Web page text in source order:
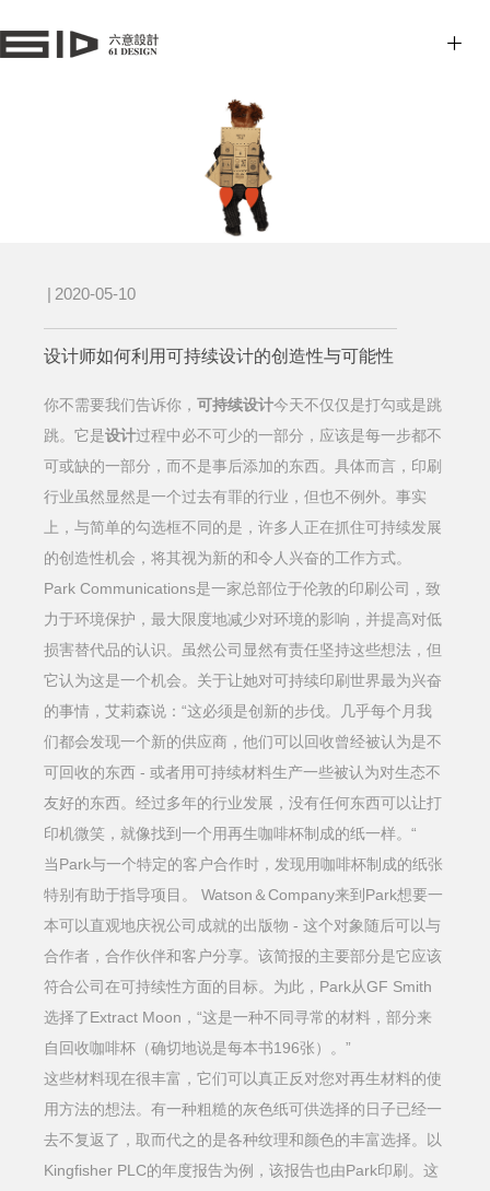
| 2020-05-10
设计师如何利用可持续设计的创造性与可能性
你不需要我们告诉你， 可持续设计今天不仅仅是打勾或是跳
跳。它是设计过程中必不可少的一部分，应该是每一步都不
可或缺的一部分，而不是事后添加的东西。具体而言，印刷
行业虽然显然是一个过去有罪的行业，但也不例外。事实
上，与简单的勾选框不同的是，许多人正在抓住可持续发展
的创造性机会，将其视为新的和令人兴奋的工作方式。
Park Communications是一家总部位于伦敦的印刷公司，致
力于环境保护，最大限度地减少对环境的影响，并提高对低
损害替代品的认识。虽然公司显然有责任坚持这些想法，但
它认为这是一个机会。关于让她对可持续印刷世界最为兴奋
的事情，艾莉森说：“这必须是创新的步伐。几乎每个月我
们都会发现一个新的供应商，他们可以回收曾经被认为是不
可回收的东西 - 或者用可持续材料生产一些被认为对生态不
友好的东西。经过多年的行业发展，没有任何东西可以让打
印机微笑，就像找到一个用再生咖啡杯制成的纸一样。“
当Park与一个特定的客户合作时，发现用咖啡杯制成的纸张
特别有助于指导项目。 Watson＆Company来到Park想要一
本可以直观地庆祝公司成就的出版物 - 这个对象随后可以与
合作者，合作伙伴和客户分享。该简报的主要部分是它应该
符合公司在可持续性方面的目标。为此，Park从GF Smith
选择了Extract Moon，“这是一种不同寻常的材料，部分来
自回收咖啡杯（确切地说是每本书196张）。”
这些材料现在很丰富，它们可以真正反对您对再生材料的使
用方法的想法。有一种粗糙的灰色纸可供选择的日子已经一
去不复返了，取而代之的是各种纹理和颜色的丰富选择。以
Kingfisher PLC的年度报告为例，该报告也由Park印刷。这